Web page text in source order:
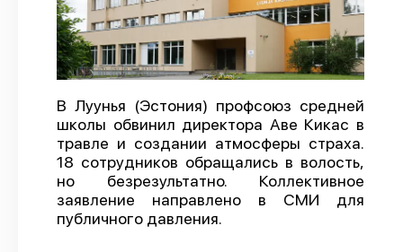
Справочник
API
О проекте
Политика конфиденциальности
В Луунья (Эстония) профсоюз средней
школы обвинил директора Аве Кикас в
травле и создании атмосферы страха.
18 сотрудников обращались в волость,
но безрезультатно. Коллективное
заявление направлено в СМИ для
публичного давления.